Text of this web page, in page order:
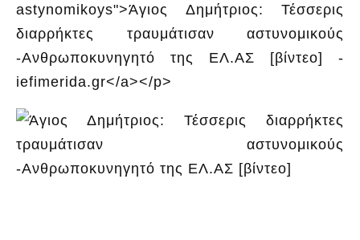
astynomikoys">Άγιος Δημήτριος: Τέσσερις
διαρρήκτες τραυμάτισαν αστυνομικούς
-Ανθρωποκυνηγητό της ΕΛ.ΑΣ [βίντεο] -
iefimerida.gr</a></p>